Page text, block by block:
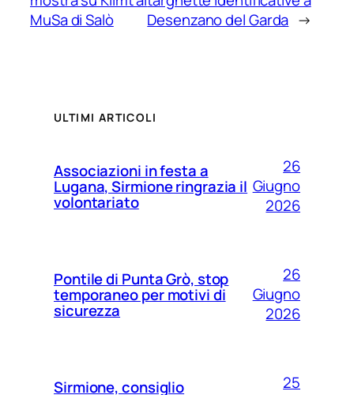
MuSa di Salò
Desenzano del Garda →
ULTIMI ARTICOLI
Associazioni in festa a
Lugana, Sirmione ringrazia il
volontariato
26
Giugno
2026
Pontile di Punta Grò, stop
temporaneo per motivi di
sicurezza
26
Giugno
2026
Sirmione, consiglio
25